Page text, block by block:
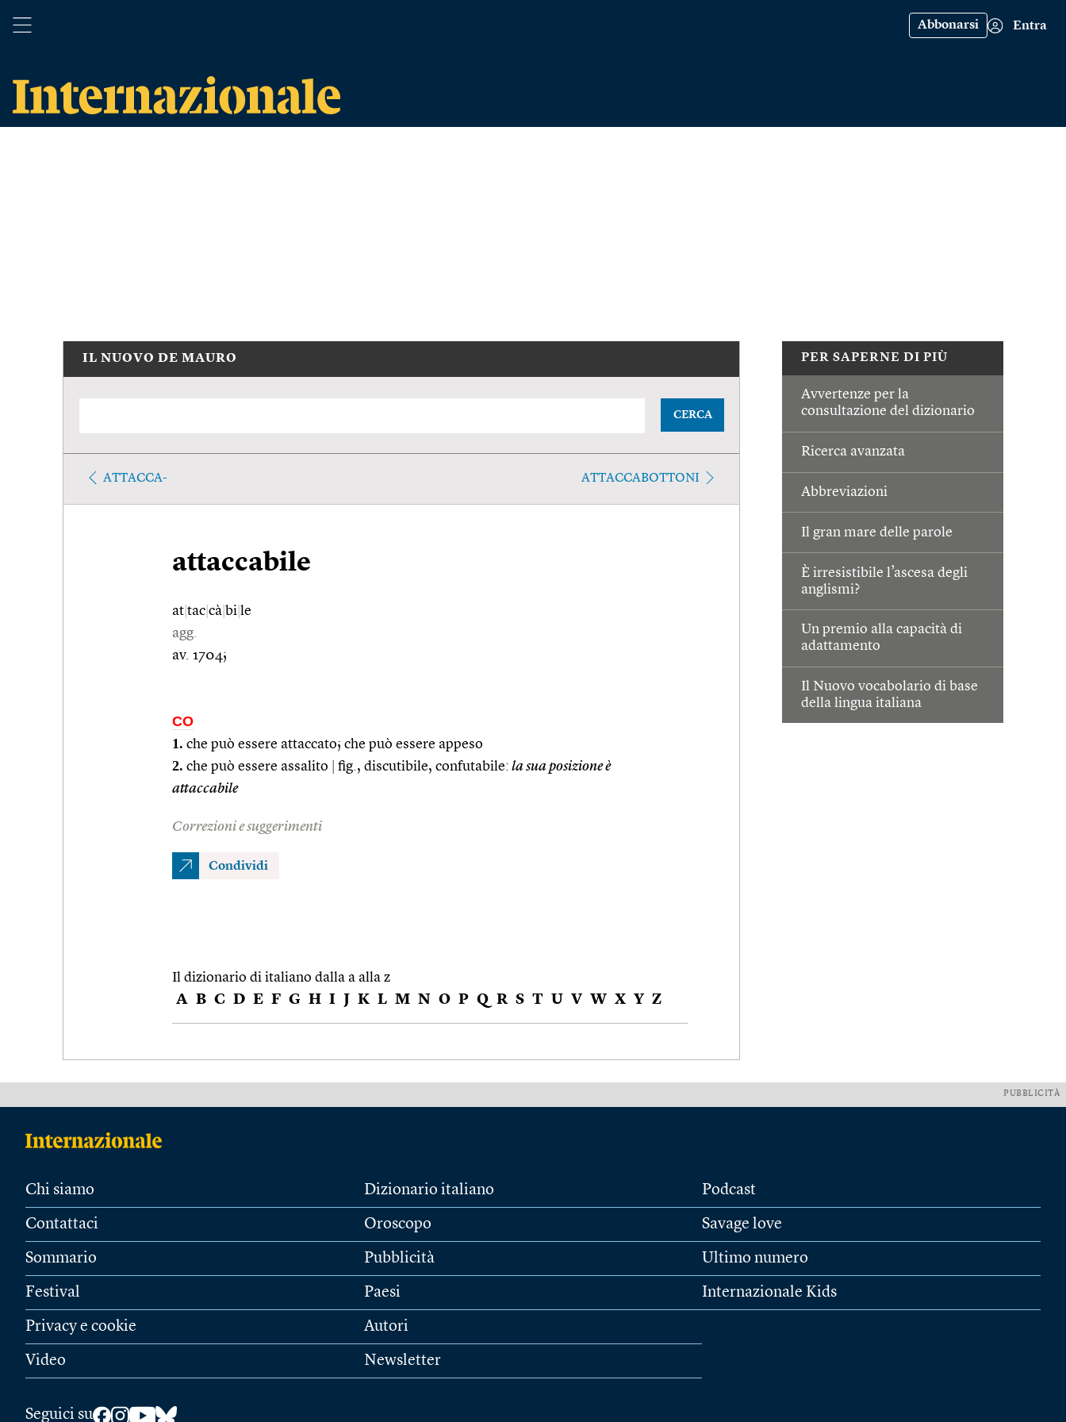
Abbonarsi Entra
PER SAPERNE DI PIÙ
Avvertenze per la
consultazione del dizionario
Ricerca avanzata
Abbreviazioni
Il gran mare delle parole
È irresistibile l’ascesa degli
anglismi?
Un premio alla capacità di
adattamento
Il Nuovo vocabolario di base
della lingua italiana
IL NUOVO DE MAURO
CERCA
ATTACCA- ATTACCABOTTONI
attaccabile
at tac cà bi le
agg.
av. 1704;
CO
1. che può essere attaccato; che può essere appeso
2. che può essere assalito fig., discutibile, confutabile: la sua posizione è
attaccabile
Correzioni e suggerimenti
Condividi
Il dizionario di italiano dalla a alla z
A B C D E F G H I J K L M N O P Q R S T U V W X Y Z
PUBBLICITÀ
Chi siamo
Contattaci
Sommario
Festival
Privacy e cookie
Video
Dizionario italiano
Oroscopo
Pubblicità
Paesi
Autori
Newsletter
Podcast
Savage love
Ultimo numero
Internazionale Kids
Seguici su